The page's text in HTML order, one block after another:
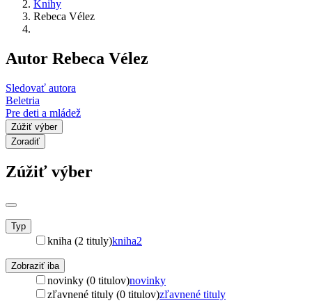
Knihy
Rebeca Vélez
Autor Rebeca Vélez
Sledovať autora
Beletria
Pre deti a mládež
Zúžiť výber
Zoradiť
Zúžiť výber
Typ
kniha (2 tituly)kniha2
Zobraziť iba
novinky (0 titulov)novinky
zľavnené tituly (0 titulov)zľavnené tituly